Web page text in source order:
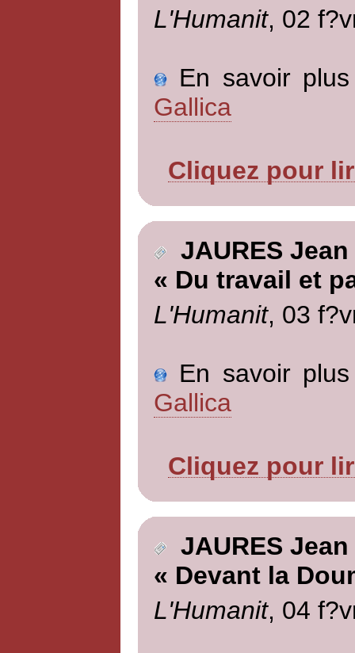
L'Humanit, 02
En savoir
Gallica
Cliquez pour
JAURES Jean
« Du travail et
L'Humanit, 03
En savoir
Gallica
Cliquez pour
JAURES Jean
« Devant la
L'Humanit, 04